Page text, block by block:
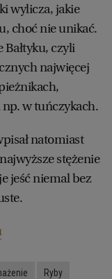
wylicza, jakie
choć nie unikać.
czyli
najwięcej
np. w tuńczykach.
natomiast
stężenie
jeść niemal bez
Ryby